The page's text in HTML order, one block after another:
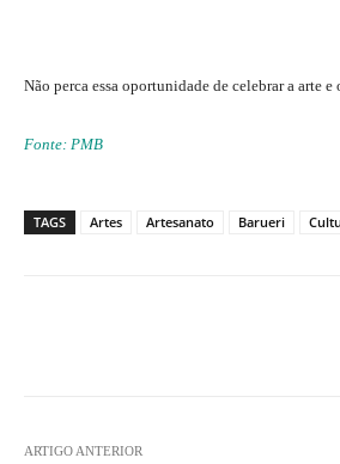
Não perca essa oportunidade de celebrar a arte
Fonte: PMB
TAGS Artes Artesanato Barueri
ARTIGO ANTERIOR